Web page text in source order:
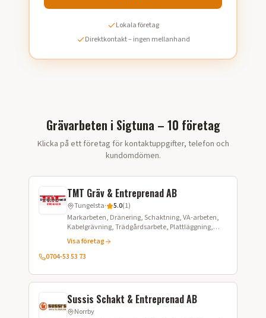
Lokala företag
Direktkontakt – ingen mellanhand
Grävarbeten i Sigtuna – 10 företag
Klicka på ett företag för kontaktuppgifter, telefon och
kundomdömen.
TMT Gräv & Entreprenad AB
Tungelsta· 5.0(1)
Markarbeten, Dränering, Schaktning, VA-arbeten,
Kabelgrävning, Trädgårdsarbete, Plattläggning,
Snöröjning, Transport av grus och matjord,
Fuktisolering
Visa företag
0704-53 53 73
Sussis Schakt & Entreprenad AB
Norrby